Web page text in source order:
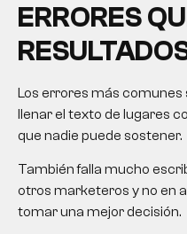
ERRORES
Los errores más
llenar el texto de lugares
que nadie puede sostener.
También falla mucho
otros marketeros y no en
tomar una mejor decisión.